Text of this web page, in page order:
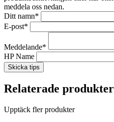
meddela oss nedan.
Ditt namn*
E-post*
Meddelande*
HP Name
Skicka tips
Relaterade produkter
Upptäck fler produkter